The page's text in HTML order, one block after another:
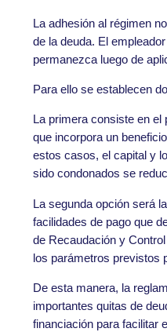
La adhesión al régimen
de la deuda. El
permanezca luego de
Para ello se establecen
La primera consiste en el
que incorpora un
estos casos, el capital y
sido condonados se
La segunda opción será
facilidades de pago que
de Recaudación y
los parámetros previstos
De esta manera, la
importantes quitas de
financiación para facilitar